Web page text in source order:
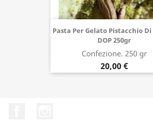
Pasta Per Gelato Pistacchio
DOP 250gr
Confezione. 250 gr
20,00 €
Acquista ora